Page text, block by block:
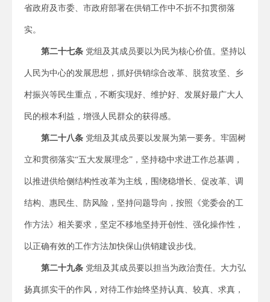
省政府及市委、市政府部署在供销工作中不折不扣贯彻落
实。
第二十七条 党组及其成员要以为民为核心价值。坚持以
人民为中心的发展思想，抓好供销综合改革、脱贫攻坚、乡
村振兴等民生重点，不断实现好、维护好、发展好最广大人
民的根本利益，增强人民群众的获得感。
第二十八条 党组及其成员要以发展为第一要务。牢固树
立和贯彻落实“五大发展理念”，坚持稳中求进工作总基调，
以推进供给侧结构性改革为主线，围绕稳增长、促改革、调
结构、惠民生、防风险，坚持问题导向，按照《党委会的工
作方法》相关要求，坚定不移地坚持开创性、强化操作性，
以正确有效的工作方法加快保山供销建设步伐。
第二十九条 党组及其成员要以担当为政治责任。大力弘
扬真抓实干的作风，对待工作始终坚持认真、较真、求真，